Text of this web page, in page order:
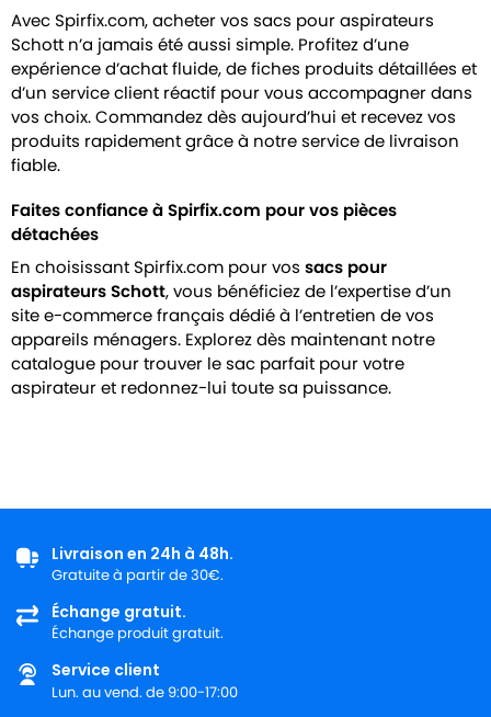
Avec Spirfix.com, acheter vos sacs pour aspirateurs
Schott n’a jamais été aussi simple. Profitez d’une
expérience d’achat fluide, de fiches produits détaillées et
d’un service client réactif pour vous accompagner dans
vos choix. Commandez dès aujourd’hui et recevez vos
produits rapidement grâce à notre service de livraison
fiable.
Faites confiance à Spirfix.com pour vos pièces
détachées
En choisissant Spirfix.com pour vos sacs pour
aspirateurs Schott, vous bénéficiez de l’expertise d’un
site e-commerce français dédié à l’entretien de vos
appareils ménagers. Explorez dès maintenant notre
catalogue pour trouver le sac parfait pour votre
aspirateur et redonnez-lui toute sa puissance.
Livraison en 24h à 48h.
Gratuite à partir de 30€.
Échange gratuit.
Échange produit gratuit.
Service client
Lun. au vend. de 9:00-17:00